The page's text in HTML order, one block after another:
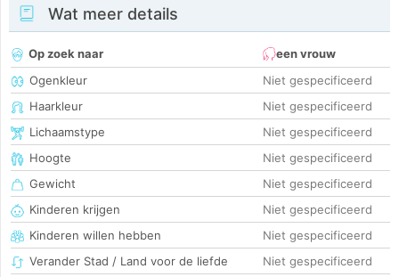
Wat meer details
Op zoek naar
een vrouw
Ogenkleur
Niet gespecificeerd
Haarkleur
Niet gespecificeerd
Lichaamstype
Niet gespecificeerd
Hoogte
Niet gespecificeerd
Gewicht
Niet gespecificeerd
Kinderen krijgen
Niet gespecificeerd
Kinderen willen hebben
Niet gespecificeerd
Verander Stad / Land voor de liefde
Niet gespecificeerd